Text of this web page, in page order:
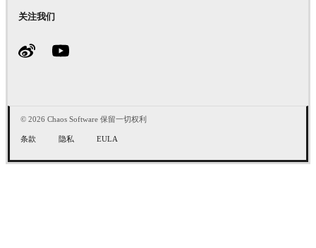
关注我们
© 2026 Chaos Software 保留一切权利
条款 隐私 EULA